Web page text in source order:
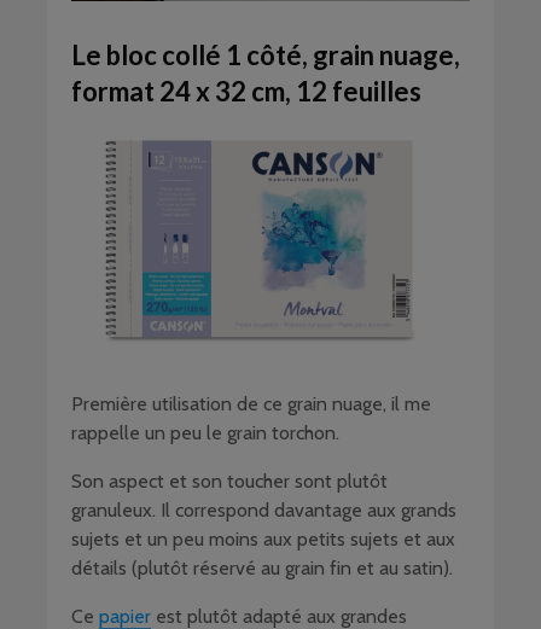
Le bloc collé 1 côté, grain nuage,
format 24 x 32 cm, 12 feuilles
Première utilisation de ce grain nuage, il me
rappelle un peu le grain torchon.
Son aspect et son toucher sont plutôt
granuleux. Il correspond davantage aux grands
sujets et un peu moins aux petits sujets et aux
détails (plutôt réservé au grain fin et au satin).
Ce papier est plutôt adapté aux grandes